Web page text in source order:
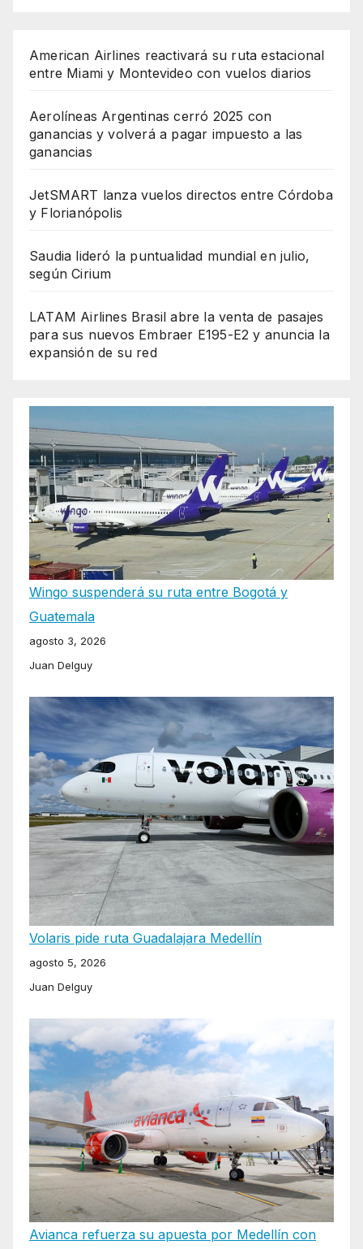
American Airlines reactivará su ruta estacional
entre Miami y Montevideo con vuelos diarios
Aerolíneas Argentinas cerró 2025 con
ganancias y volverá a pagar impuesto a las
ganancias
JetSMART lanza vuelos directos entre Córdoba
y Florianópolis
Saudia lideró la puntualidad mundial en julio,
según Cirium
LATAM Airlines Brasil abre la venta de pasajes
para sus nuevos Embraer E195-E2 y anuncia la
expansión de su red
Wingo suspenderá su ruta entre Bogotá y
Guatemala
agosto 3, 2026
Juan Delguy
Volaris pide ruta Guadalajara Medellín
agosto 5, 2026
Juan Delguy
Avianca refuerza su apuesta por Medellín con